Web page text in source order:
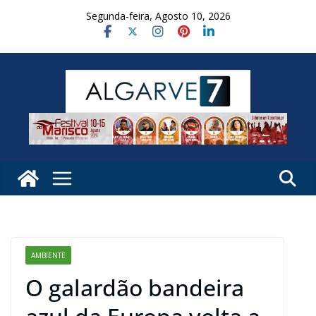
Segunda-feira, Agosto 10, 2026
AMBIENTE
O galardão bandeira